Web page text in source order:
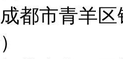
都市青羊